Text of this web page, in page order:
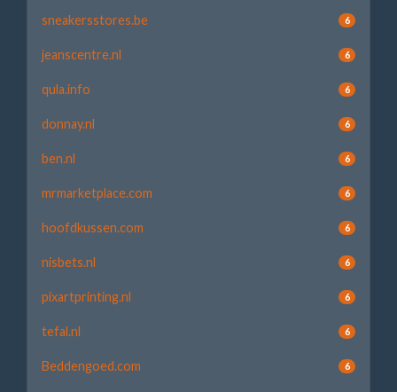
sneakersstores.be 6
jeanscentre.nl 6
qula.info 6
donnay.nl 6
ben.nl 6
mrmarketplace.com 6
hoofdkussen.com 6
nisbets.nl 6
pixartprinting.nl 6
tefal.nl 6
Beddengoed.com 6